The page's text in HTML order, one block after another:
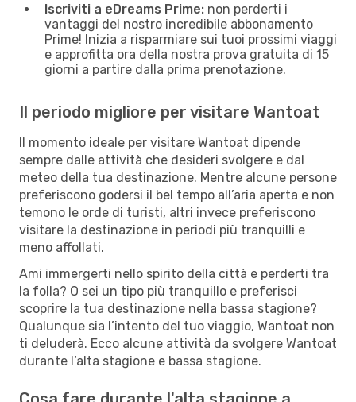
Iscriviti a eDreams Prime: non perderti i
vantaggi del nostro incredibile abbonamento
Prime! Inizia a risparmiare sui tuoi prossimi viaggi
e approfitta ora della nostra prova gratuita di 15
giorni a partire dalla prima prenotazione.
Il periodo migliore per visitare Wantoat
Il momento ideale per visitare Wantoat dipende
sempre dalle attività che desideri svolgere e dal
meteo della tua destinazione. Mentre alcune persone
preferiscono godersi il bel tempo all’aria aperta e non
temono le orde di turisti, altri invece preferiscono
visitare la destinazione in periodi più tranquilli e
meno affollati.
Ami immergerti nello spirito della città e perderti tra
la folla? O sei un tipo più tranquillo e preferisci
scoprire la tua destinazione nella bassa stagione?
Qualunque sia l’intento del tuo viaggio, Wantoat non
ti deluderà. Ecco alcune attività da svolgere Wantoat
durante l’alta stagione e bassa stagione.